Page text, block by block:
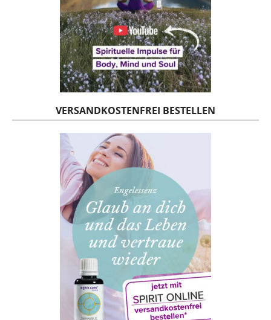
VERSANDKOSTENFREI BESTELLEN